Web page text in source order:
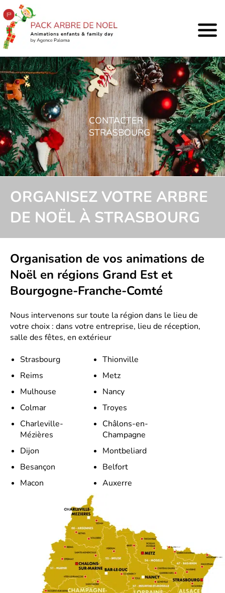
ORGANISEZ VOTRE ARBRE
DE NOËL À STRASBOURG
CONTACTER
STRASBOURG
Organisation de vos animations de
Noël en régions Grand Est et
Bourgogne-Franche-Comté
Nous intervenons sur toute la région dans le lieu de
votre choix : dans votre entreprise, lieu de réception,
salle des fêtes, en extérieur
Strasbourg
Thionville
Reims
Metz
Mulhouse
Nancy
Colmar
Troyes
Charleville-
Mézières
Châlons-en-
Champagne
Dijon
Montbeliard
Besançon
Belfort
Macon
Auxerre